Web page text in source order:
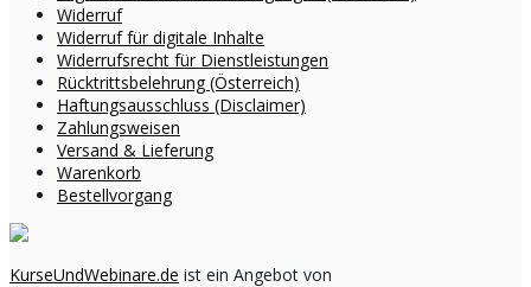
Widerruf
Widerruf für digitale Inhalte
Widerrufsrecht für Dienstleistungen
Rücktrittsbelehrung (Österreich)
Haftungsausschluss (Disclaimer)
Zahlungsweisen
Versand & Lieferung
Warenkorb
Bestellvorgang
KurseUndWebinare.de ist ein Angebot von